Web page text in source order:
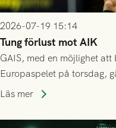
2026-07-19 15:14
Tung förlust mot AIK
GAIS, med en möjlighet
Europaspelet på torsdag,
Stockholm . Men trots
lyckades få in 2-0.
Läs mer